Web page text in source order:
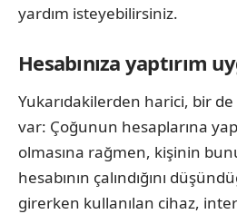
yardım isteyebilirsiniz.
Hesabınıza yaptırım
Yukarıdakilerden harici, bir
var: Çoğunun hesaplarına
olmasına rağmen, kişinin
hesabının çalındığını
girerken kullanılan cihaz,